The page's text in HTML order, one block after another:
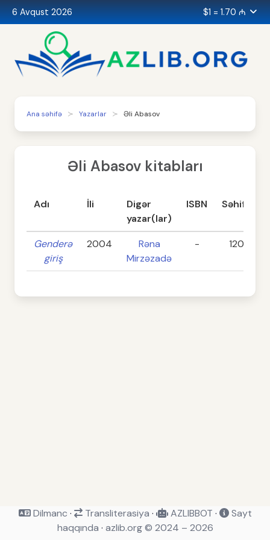
6 Avqust 2026 $1 = 1.70 ₼
Ana səhifə Yazarlar Əli Abasov
Əli Abasov kitabları
Adı İli
Digər
yazar(lar)
ISBN Səhifə
Genderə
giriş
2004
Rəna
Mirzəzadə
- 120
Dilmanc · Transliterasiya · AZLIBBOT ·
Sayt
haqqında · azlib.org © 2024 – 2026